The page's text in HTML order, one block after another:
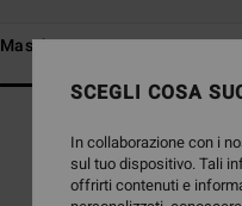
Maschere snow
SCEGLI COSA
In collaborazione con i
sul tuo dispositivo. Tali
offrirti contenuti e